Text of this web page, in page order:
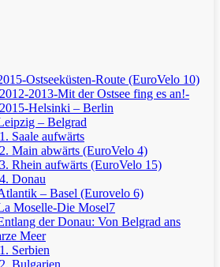
Ostseeküsten-Route (EuroVelo 10)
2012-2013-Mit der Ostsee fing es an!-
2015-Helsinki – Berlin
– Belgrad
1. Saale aufwärts
2. Main abwärts (EuroVelo 4)
3. Rhein aufwärts (EuroVelo 15)
4. Donau
– Basel (Eurovelo 6)
Moselle-Die Mosel7
der Donau: Von Belgrad ans
Meer
1. Serbien
2. Bulgarien